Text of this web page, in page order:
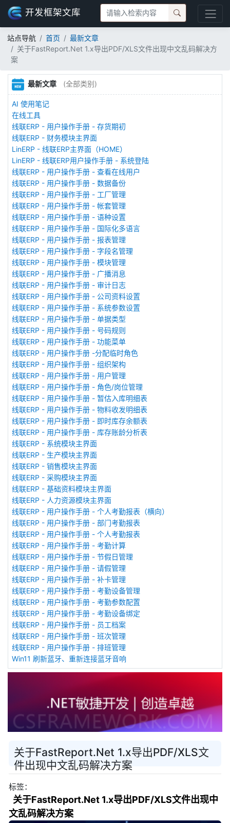
开发框架文库
站点导航 首页
最新文章
关于FastReport.Net 1.x导出PDF/XLS文件出现中文乱码解决方
案
最新文章 (全部类别)
AI 使用笔记
在线工具
线联ERP - 用户操作手册 - 存货期初
线联ERP - 财务模块主界面
LinERP - 线联ERP主界面（HOME）
LinERP - 线联ERP用户操作手册 - 系统登陆
线联ERP - 用户操作手册 - 查看在线用户
线联ERP - 用户操作手册 - 数据备份
线联ERP - 用户操作手册 - 工厂管理
线联ERP - 用户操作手册 - 帐套管理
线联ERP - 用户操作手册 - 语种设置
线联ERP - 用户操作手册 - 国际化多语言
线联ERP - 用户操作手册 - 报表管理
线联ERP - 用户操作手册 - 字段名管理
线联ERP - 用户操作手册 - 模块管理
线联ERP - 用户操作手册 - 广播消息
线联ERP - 用户操作手册 - 审计日志
线联ERP - 用户操作手册 - 公司资料设置
线联ERP - 用户操作手册 - 系统参数设置
线联ERP - 用户操作手册 - 单据类型
线联ERP - 用户操作手册 - 号码规则
线联ERP - 用户操作手册 - 功能菜单
线联ERP - 用户操作手册 -分配临时角色
线联ERP - 用户操作手册 - 组织架构
线联ERP - 用户操作手册 - 用户管理
线联ERP - 用户操作手册 - 角色/岗位管理
线联ERP - 用户操作手册 - 暂估入库明细表
线联ERP - 用户操作手册 - 物料收发明细表
线联ERP - 用户操作手册 - 即时库存余额表
线联ERP - 用户操作手册 - 库存账龄分析表
线联ERP - 系统模块主界面
线联ERP - 生产模块主界面
线联ERP - 销售模块主界面
线联ERP - 采购模块主界面
线联ERP - 基础资料模块主界面
线联ERP - 人力资源模块主界面
线联ERP - 用户操作手册 - 个人考勤报表（横向）
线联ERP - 用户操作手册 - 部门考勤报表
线联ERP - 用户操作手册 - 个人考勤报表
线联ERP - 用户操作手册 - 考勤计算
线联ERP - 用户操作手册 - 节假日管理
线联ERP - 用户操作手册 - 请假管理
线联ERP - 用户操作手册 - 补卡管理
线联ERP - 用户操作手册 - 考勤设备管理
线联ERP - 用户操作手册 - 考勤参数配置
线联ERP - 用户操作手册 - 考勤设备绑定
线联ERP - 用户操作手册 - 员工档案
线联ERP - 用户操作手册 - 班次管理
线联ERP - 用户操作手册 - 排班管理
Win11 刷新蓝牙、重新连接蓝牙音响
关于FastReport.Net 1.x导出PDF/XLS文
件出现中文乱码解决方案
标签：
关于FastReport.Net 1.x导出PDF/XLS文件出现中
文乱码解决方案